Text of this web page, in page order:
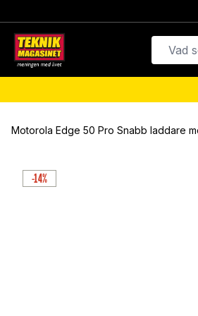
Motorola Edge 50 Pro Snabb laddare
-14%